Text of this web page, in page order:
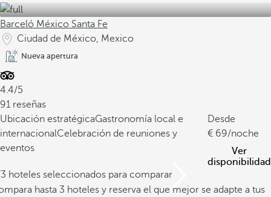
Barceló México Santa Fe
Ciudad de México, Mexico
Nueva apertura
4.4/5
91 reseñas
Ubicación estratégicaGastronomía local e
internacionalCelebración de reuniones y
eventos
Desde
69/noche
Ver
disponibilidad
hoteles seleccionados para comparar
hasta 3 hoteles y reserva el que mejor se adapte a tus